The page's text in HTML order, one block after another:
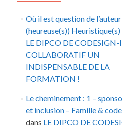
Où il est question de l’auteur
(heureuse(s)) Heuristique(s)
LE DIPCO DE CODESIGN-
COLLABORATIF UN
INDISPENSABLE DE LA
FORMATION !
Le cheminement : 1 –
et inclusion – Famille &
dans LE DIPCO DE